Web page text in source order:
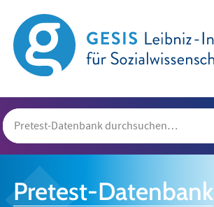
Pretest-Datenbank